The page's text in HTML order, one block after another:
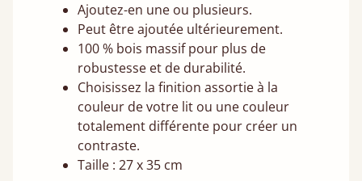
Ajoutez-en une ou plusieurs.
Peut être ajoutée ultérieurement.
100 % bois massif pour plus de
robustesse et de durabilité.
Choisissez la finition assortie à la
couleur de votre lit ou une couleur
totalement différente pour créer un
contraste.
Taille : 27 x 35 cm